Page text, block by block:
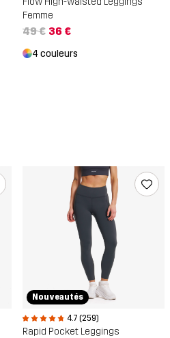
Femme
49 € 36 €
4 couleurs
Nouveautés
4.7 (259)
Rapid Pocket Leggings